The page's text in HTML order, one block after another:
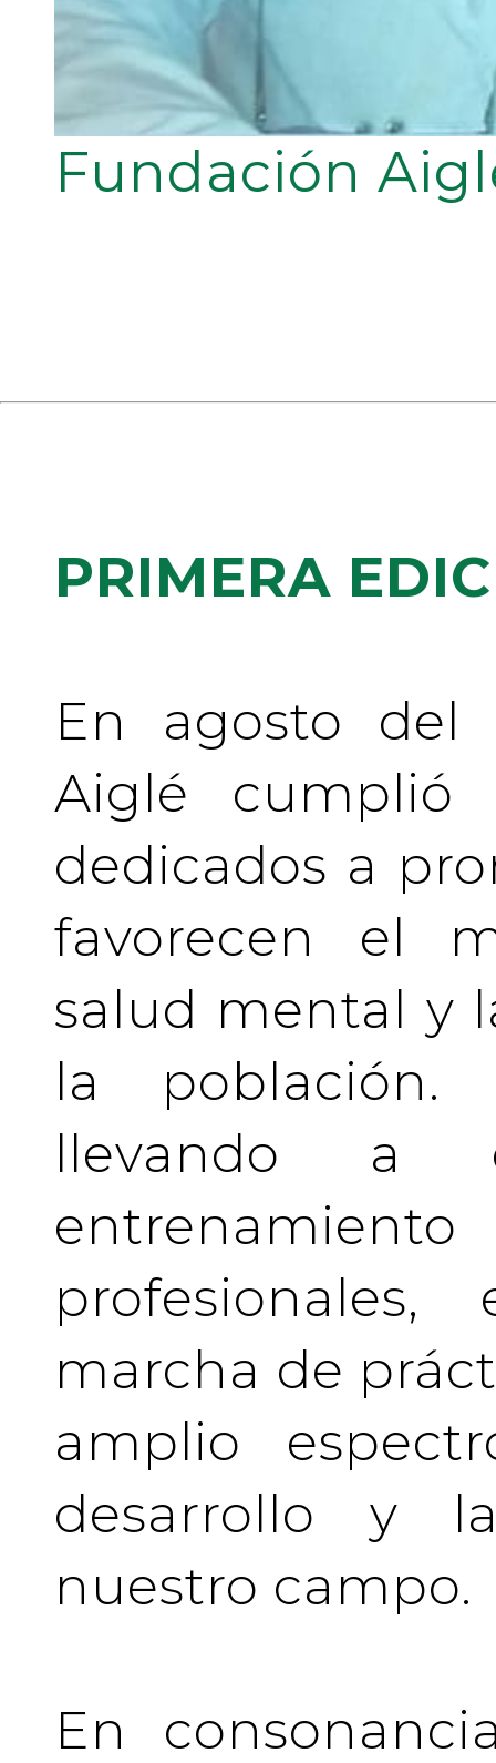
Fundación
PRIMERA
En agosto del
Aiglé
dedicados a
favorecen el
salud mental y
la población.
llevando a
marcha de
amplio
desarrollo y
nuestro campo.
En